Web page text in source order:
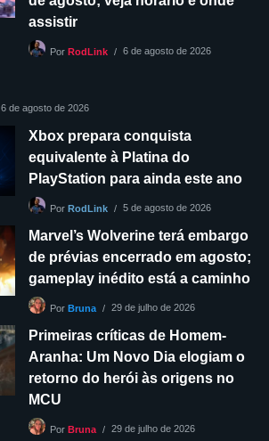
assistir
Por RodLink 6 de agosto de 2026
6 de agosto de 2026
Xbox prepara conquista
equivalente à Platina do
PlayStation para ainda este ano
Por RodLink 5 de agosto de 2026
Marvel’s Wolverine terá embargo
de prévias encerrado em agosto;
gameplay inédito está a caminho
Por Bruna 29 de julho de 2026
Primeiras críticas de Homem-
Aranha: Um Novo Dia elogiam o
retorno do herói às origens no
MCU
Por Bruna 29 de julho de 2026